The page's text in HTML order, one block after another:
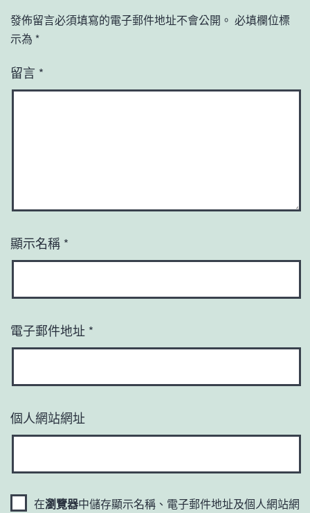
發佈留言必須填寫的電子郵件地址不會公開。 必填欄位標
示為 *
留言 *
顯示名稱 *
電子郵件地址 *
個人網站網址
在瀏覽器中儲存顯示名稱、電子郵件地址及個人網站網